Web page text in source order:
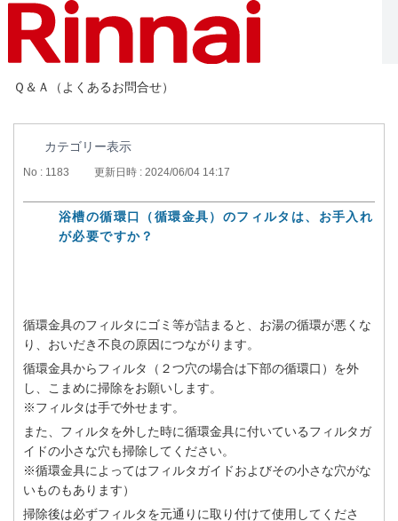
Ｑ＆Ａ（よくあるお問合せ）
カテゴリー表示
No : 1183 更新日時 : 2024/06/04 14:17
浴槽の循環口（循環金具）のフィルタは、お手入れ
が必要ですか？
循環金具のフィルタにゴミ等が詰まると、お湯の循環が悪くな
り、おいだき不良の原因につながります。
循環金具からフィルタ（２つ穴の場合は下部の循環口）を外
し、こまめに掃除をお願いします。
※フィルタは手で外せます。
また、フィルタを外した時に循環金具に付いているフィルタガ
イドの小さな穴も掃除してください。
※循環金具によってはフィルタガイドおよびその小さな穴がな
いものもあります）
掃除後は必ずフィルタを元通りに取り付けて使用してくださ